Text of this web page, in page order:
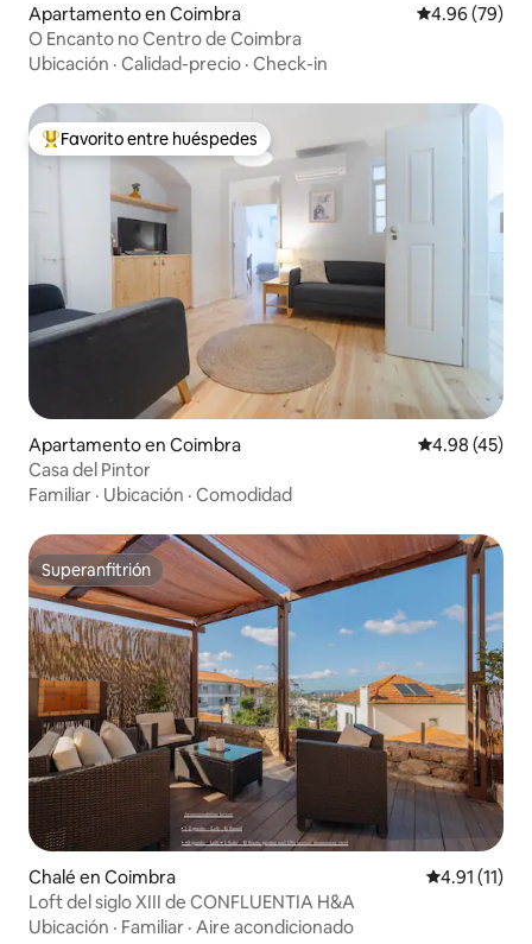
Apartamento en Coimbra Calificación
4.96 (79)
O Encanto no Centro de Coimbra
Ubicación · Calidad-precio · Check-in
Favorito entre huéspedes preferido
Favorito entre huéspedes
Apartamento en Coimbra Calificación
4.98 (45)
Casa del Pintor
Familiar · Ubicación · Comodidad
Superanfitrión
Superanfitrión
Chalé en Coimbra Calificación
4.91 (11)
Loft del siglo XIII de CONFLUENTIA H&A
Ubicación · Familiar · Aire acondicionado